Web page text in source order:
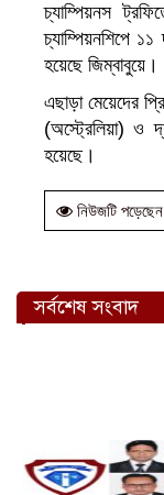
চ্যাম্পিয়নস
চ্যাম্পিয়নশিপে
হয়েছে জিম্বাবুয়ে।
এছাড়া মেয়েদের
(অস্ট্রেলিয়া) ও
হয়েছে।
নিউজটি পড়েছেন
সর্বশেষ সংবাদ